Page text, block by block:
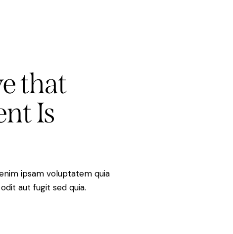
that
Is
ipsam voluptatem quia
aut fugit sed quia.